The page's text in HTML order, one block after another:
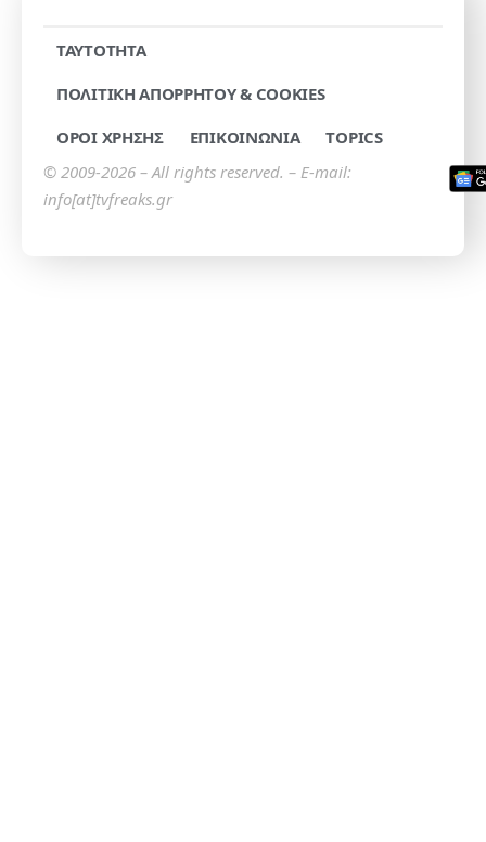
TAYTOTHTA
ΠΟΛΙΤΙΚΗ ΑΠΟΡΡΗΤΟΥ & COOKIES
ΟΡΟΙ ΧΡΗΣΗΣ
ΕΠΙΚΟΙΝΩΝΙΑ
TOPICS
© 2009-2026 – All rights reserved. – E-mail:
info[at]tvfreaks.gr